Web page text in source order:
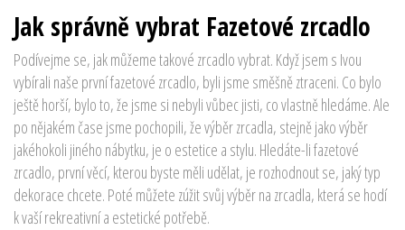
Jak správně vybrat Fazetové zrcadlo
Podívejme se, jak můžeme takové zrcadlo vybrat. Když jsem s Ivou
vybírali naše první fazetové zrcadlo, byli jsme směšně ztraceni. Co bylo
ještě horší, bylo to, že jsme si nebyli vůbec jisti, co vlastně hledáme. Ale
po nějakém čase jsme pochopili, že výběr zrcadla, stejně jako výběr
jakéhokoli jiného nábytku, je o estetice a stylu. Hledáte-li fazetové
zrcadlo, první věcí, kterou byste měli udělat, je rozhodnout se, jaký typ
dekorace chcete. Poté můžete zúžit svůj výběr na zrcadla, která se hodí
k vaší rekreativní a estetické potřebě.